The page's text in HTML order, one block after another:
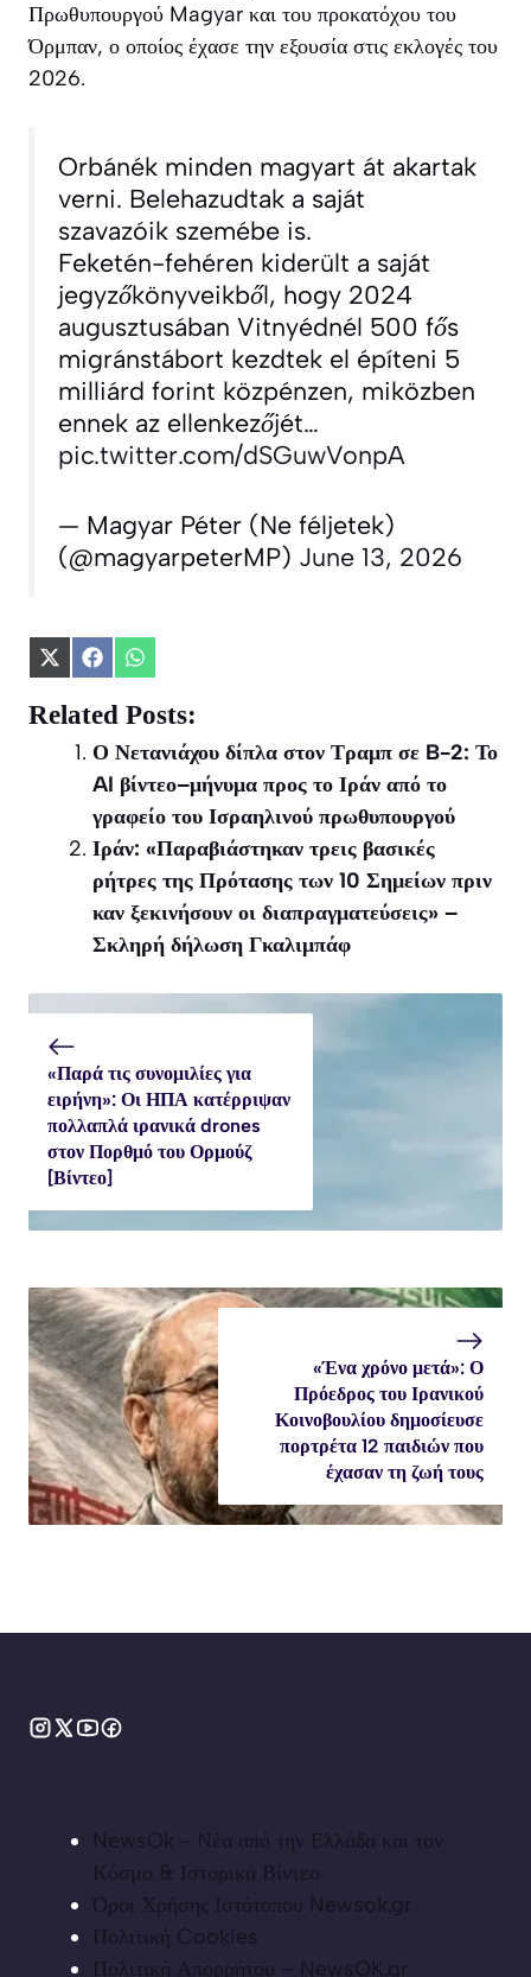
Πρωθυπουργού Magyar και του προκατόχου του
Όρμπαν, ο οποίος έχασε την εξουσία στις εκλογές του
2026.
Orbánék minden magyart át akartak
verni. Belehazudtak a saját
szavazóik szemébe is.
Feketén-fehéren kiderült a saját
jegyzőkönyveikből, hogy 2024
augusztusában Vitnyédnél 500 fős
migránstábort kezdtek el építeni 5
milliárd forint közpénzen, miközben
ennek az ellenkezőjét…
pic.twitter.com/dSGuwVonpA
— Magyar Péter (Ne féljetek)
(@magyarpeterMP) June 13, 2026
Share
X
(Twitter)
Share
Facebook
Share
WhatsApp
Related Posts:
Ο Νετανιάχου δίπλα στον Τραμπ σε B-2: Το
AI βίντεο–μήνυμα προς το Ιράν από το
γραφείο του Ισραηλινού πρωθυπουργού
Ιράν: «Παραβιάστηκαν τρεις βασικές
ρήτρες της Πρότασης των 10 Σημείων πριν
καν ξεκινήσουν οι διαπραγματεύσεις» –
Σκληρή δήλωση Γκαλιμπάφ
«Παρά τις συνομιλίες για
ειρήνη»: Οι ΗΠΑ κατέρριψαν
πολλαπλά ιρανικά drones
στον Πορθμό του Ορμούζ
[Βίντεο]
«Ένα χρόνο μετά»: Ο
Πρόεδρος του Ιρανικού
Κοινοβουλίου δημοσίευσε
πορτρέτα 12 παιδιών που
έχασαν τη ζωή τους
NewsOk - Νέα από την Ελλάδα και τον
Κόσμο & Ιστορικά Βίντεο
Όροι Χρήσης Ιστότοπου Newsok.gr
Πολιτική Cookies
Πολιτική Απορρήτου – NewsOK.gr